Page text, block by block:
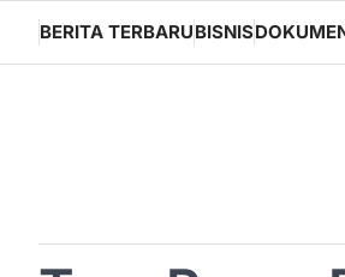
content
BERITA TERBARUBISNIS